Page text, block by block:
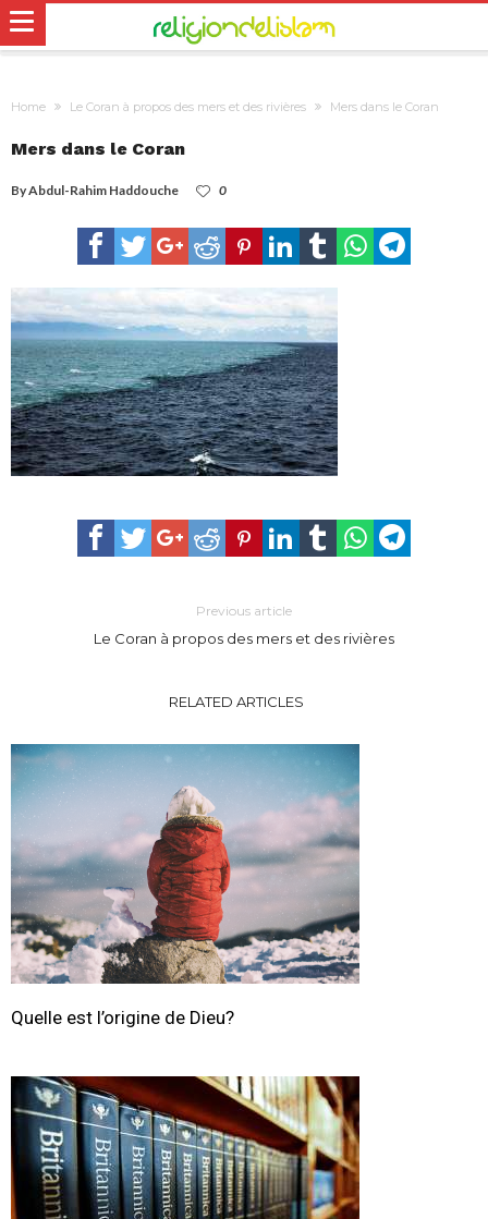
Home Le Coran à propos des mers et des rivières Mers dans le Coran
Mers dans le Coran
ByAbdul-Rahim Haddouche 0
Previous article
Le Coran à propos des mers et des rivières
RELATED ARTICLES
Quelle est l’origine de Dieu?